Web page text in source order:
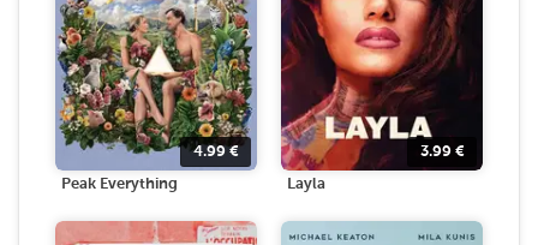
4.99€
Peak Everything
3.99 €
Layla